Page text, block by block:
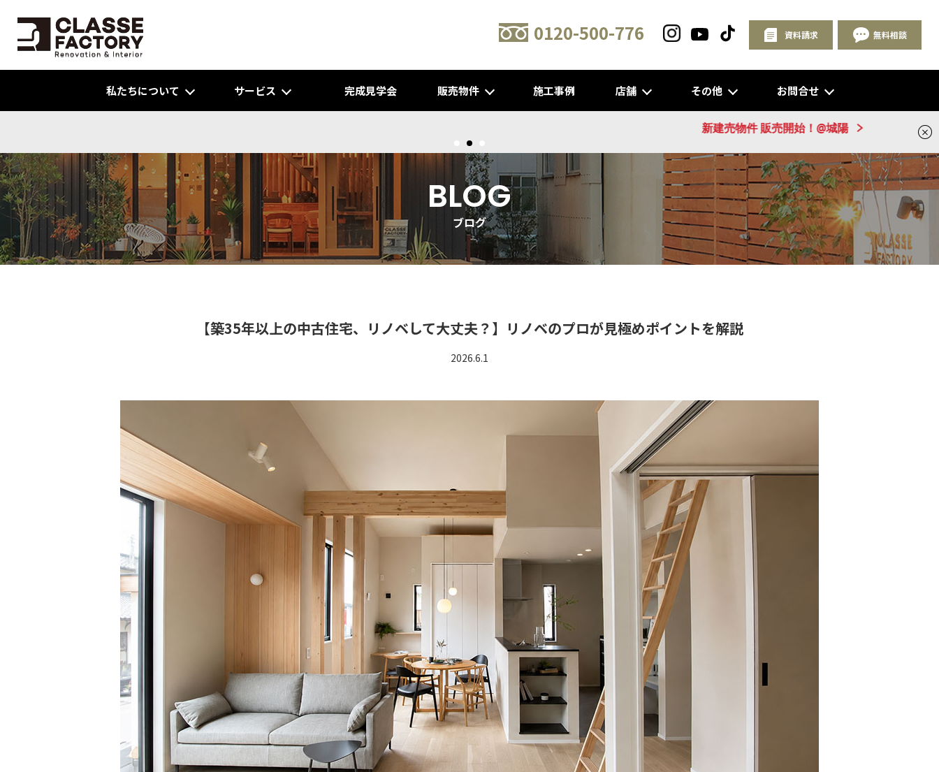
0120-500-776 資料請求 無料相談
私たちについて サービス 完成見学会 販売物件 施工事例 店舗 その他 お問合せ
BLOG
ブログ
【築35年以上の中古住宅、リノベして大丈夫？】リノベのプロが見極めポイントを解説
2026.6.1